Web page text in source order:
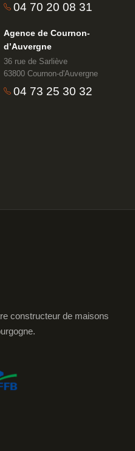
04 70 20 08 31
Agence de Cournon-
d’Auvergne
36 rue de Sarliève
63800 Cournon-d'Auvergne
04 73 25 30 32
constructeur de maisons